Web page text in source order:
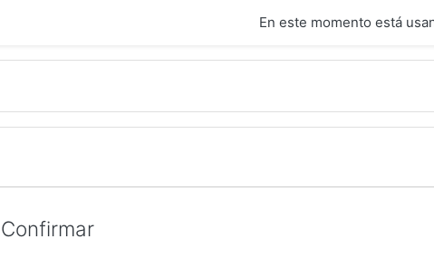
En este momento está
Confirmar